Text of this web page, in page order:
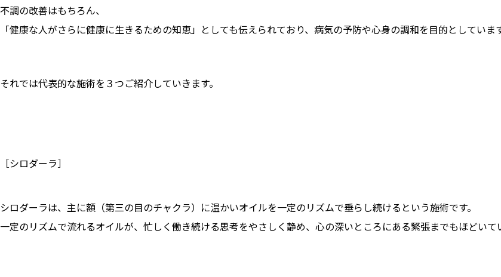
不調の改善はもちろん、
「健康な人がさらに健康に生きるための知恵」としても伝えられており、病気の予防や心身の調和を目的としています
それでは代表的な施術を３つご紹介していきます。
［シロダーラ］
シロダーラは、主に額（第三の目のチャクラ）に温かいオイルを一定のリズムで垂らし続けるという施術です。
一定のリズムで流れるオイルが、忙しく働き続ける思考をやさしく静め、心の深いところにある緊張までもほどいて